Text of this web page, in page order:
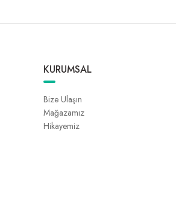
KURUMSAL
Bize Ulaşın
Mağazamız
Hikayemiz